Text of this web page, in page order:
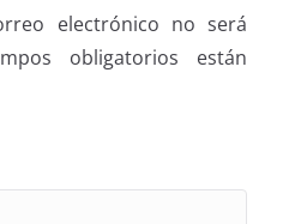
electrónico no será
obligatorios están